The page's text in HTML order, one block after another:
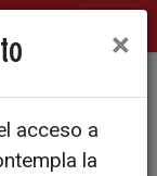
×
acceso a
la